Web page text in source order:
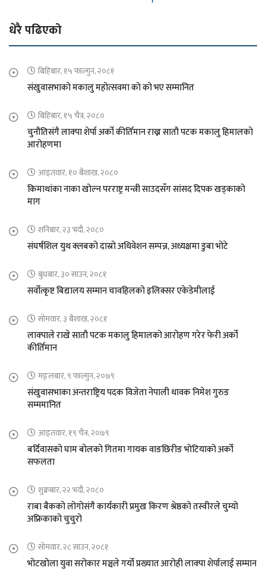
धेरै पढिएको
बिहिबार, १५ फाल्गुन, २०८१
संखुवासभाको मकालु महोत्सवमा को को भए सम्मानित
बिहिबार, १५ चैत्र, २०८०
चुनौतिसंगै लाक्पा शेर्पा अर्को कीर्तिमान राख्न सातौ पटक मकालु हिमालको
आरोहणमा
आइतवार, १० बैशाख, २०८०
किमाथांका नाका खोल्न परराष्ट्र मन्त्री साउदसँग सांसद दिपक खड्काको
माग
शनिबार, २३ भदौ, २०८०
संघर्षशिल युथ क्लबको दास्रो अधिवेशन सम्पन्न, अध्यक्षमा डुबा भोटे
बुधबार, ३० साउन, २०८१
सर्वोत्कृष्ट बिद्यालय सम्मान चावहिलको इलिक्सर एकेडेमीलाई
सोमवार, ३ बैशाख, २०८१
लाक्पाले राखे सातौ पटक मकालु हिमालको आरोहण गरेर फेरी अर्को
कीर्तिमान
मङ्लबार, ९ फाल्गुन, २०७९
संखुवासभाका अन्तराष्ट्रिय पदक विजेता नेपाली धावक निमेश गुरुङ
सम्ममानित
आइतवार, १९ चैत्र, २०७९
बर्दिवासको घाम बोलको गितमा गायक वाङछिरीङ भोटियाको अर्को
सफलता
शुक्रबार, २२ भदौ, २०८०
राबा बैकको लोगोसंगै कार्यकारी प्रमुख किरण श्रेष्ठको तस्वीरले चुम्यो
अफ्रिकाको चुचुरो
सोमवार, २८ साउन, २०८१
भोटखोला युवा सरोकार मञ्चले गर्यो प्रख्यात आरोही लाक्पा शेर्पालाई सम्मान